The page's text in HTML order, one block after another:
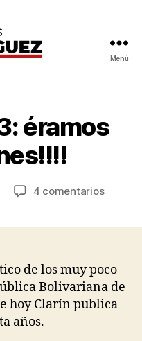
Menú
éramos
Autor
e
ú
R
u
e
z
4 comentariosen
tan
de los muy poco
Bolivariana de
hoy Clarín publica
años.